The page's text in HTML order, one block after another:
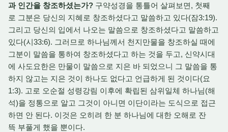
과 인간을 창조하셨는가? 구약성경을 통틀어 살펴보면, 첫째
로 그분은 당신의 지혜로 창조하셨다고 말씀하고 있다(잠3:19).
그리고 당신의 입에서 나오는 말씀으로 창조하셨다고 말씀하고
있다(시33:6). 그러므로 하나님께서 천지만물을 창조하실 때에
그분이 말씀을 통하여 창조하셨다고 하는 것을 두고, 신약시대
에 사도요한은 만물이 말씀으로 지은 바 되었으니 그 말씀을 통
하지 않고는 지은 것이 하나도 없다고 언급하게 된 것이다(요
1:3). 고로 오순절 성령강림 이후에 확립된 삼위일체 하나님(해
석)을 정통으로 알고 그것이 아니면 이단이라는 도식으로 접근
하면 안 된다. 이것은 오히려 한 분 하나님에 대한 오해로 잔
뜩 부풀게 했을 뿐이다.